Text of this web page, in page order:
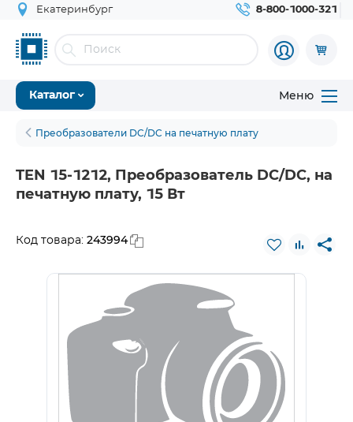
Екатеринбург 8-800-1000-321
Каталог Меню
Преобразователи DC/DC на печатную плату
TEN 15-1212, Преобразователь DC/DC, на
печатную плату, 15 Вт
Код товара: 243994